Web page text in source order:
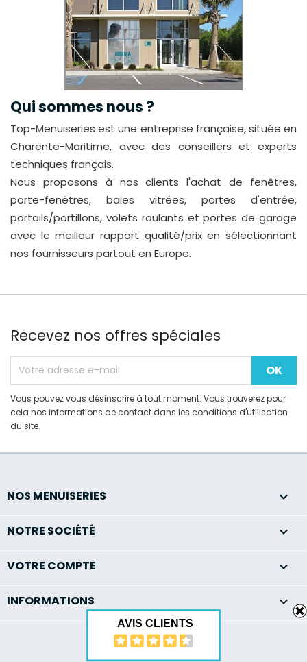
Qui sommes nous ?
Top-Menuiseries est une entreprise française, située en
Charente-Maritime, avec des conseillers et experts
techniques français.
Nous proposons à nos clients l'achat de fenêtres,
porte-fenêtres, baies vitrées, portes d'entrée,
portails/portillons, volets roulants et portes de garage
avec le meilleur rapport qualité/prix en sélectionnant
nos fournisseurs partout en Europe.
Recevez nos offres spéciales
Vous pouvez vous désinscrire à tout moment. Vous trouverez pour
cela nos informations de contact dans les conditions d'utilisation
du site.
NOS MENUISERIES 
NOTRE SOCIÉTÉ 
VOTRE COMPTE 
INFORMATIONS keyboard_arrow_down
AVIS CLIENTS